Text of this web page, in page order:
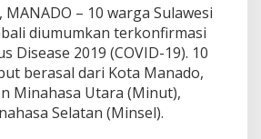
a
i
e
n
C
o
r
– 10 warga Sulawesi
diumumkan terkonfirmasi
Disease 2019 (COVID-19). 10
berasal dari Kota Manado,
Minahasa Utara (Minut),
Selatan (Minsel).